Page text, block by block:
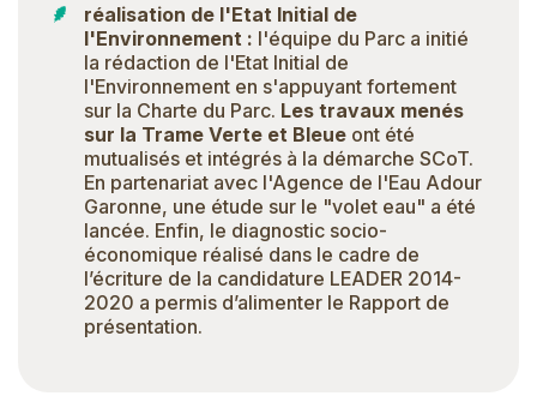
réalisation de l'Etat Initial de
l'Environnement : l'équipe du Parc a initié
la rédaction de l'Etat Initial de
l'Environnement en s'appuyant fortement
sur la Charte du Parc. Les travaux menés
sur la Trame Verte et Bleue ont été
mutualisés et intégrés à la démarche SCoT.
En partenariat avec l'Agence de l'Eau Adour
Garonne, une étude sur le "volet eau" a été
lancée. Enfin, le diagnostic socio-
économique réalisé dans le cadre de
l’écriture de la candidature LEADER 2014-
2020 a permis d’alimenter le Rapport de
présentation.